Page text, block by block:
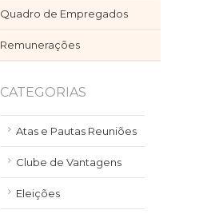
Quadro de Empregados
Remunerações
CATEGORIAS
Atas e Pautas Reuniões
Clube de Vantagens
Eleições